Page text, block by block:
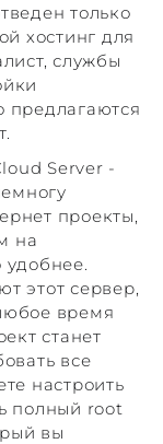
только
хостинг для
службы
предлагаются
Server -
проекты,
на
этот сервер,
время
станет
все
настроить
полный root
вы